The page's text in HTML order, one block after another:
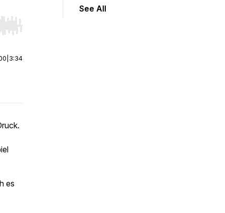
Hold shift to jump forward or backward.
3:34
es
See All